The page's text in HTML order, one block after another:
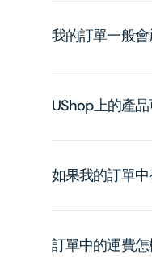
我的訂單一般
UShop上的產
如果我的訂單
訂單中的運費怎